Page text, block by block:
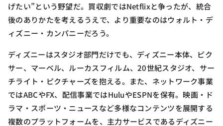
げたい”という野望だ。買収劇ではNetflixと争ったが、統合
後のありかたを考えるうえで、より重要なのはウォルト・デ
ィズニー・カンパニーだろう。
ディズニーはスタジオ部門だけでも、ディズニー本体、ピク
サー、マーベル、ルーカスフィルム、20世紀スタジオ、サー
チライト・ピクチャーズを抱える。また、ネットワーク事業
ではABCやFX、配信事業ではHuluやESPNを保有。映画・ド
ラマ・スポーツ・ニュースなど多様なコンテンツを展開する
複数のプラットフォームを、主力サービスであるディズニー